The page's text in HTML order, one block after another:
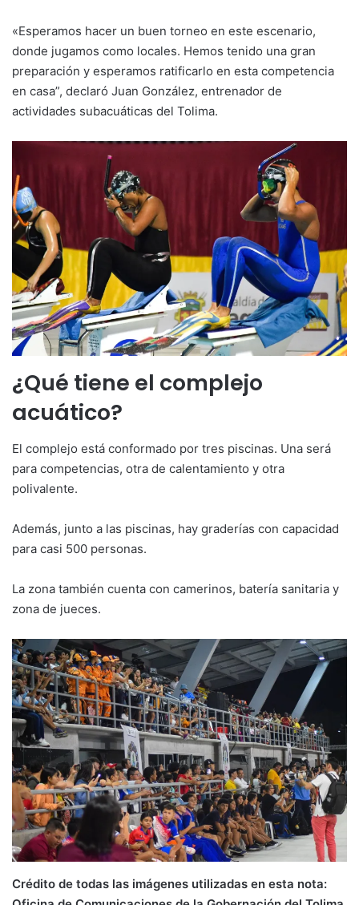
«Esperamos hacer un buen torneo en este escenario,
donde jugamos como locales. Hemos tenido una gran
preparación y esperamos ratificarlo en esta competencia
en casa”, declaró Juan González, entrenador de
actividades subacuáticas del Tolima.
¿Qué tiene el complejo
acuático?
El complejo está conformado por tres piscinas. Una será
para competencias, otra de calentamiento y otra
polivalente.
Además, junto a las piscinas, hay graderías con capacidad
para casi 500 personas.
La zona también cuenta con camerinos, batería sanitaria y
zona de jueces.
Crédito de todas las imágenes utilizadas en esta nota: